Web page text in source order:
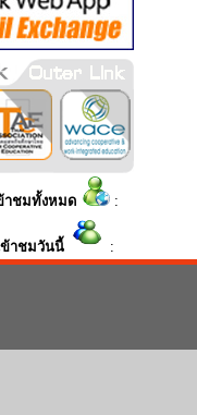
ชมทั้งหมด :
าชมวันนี้ :